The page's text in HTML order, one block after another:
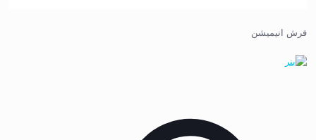
فرش انیمیشن